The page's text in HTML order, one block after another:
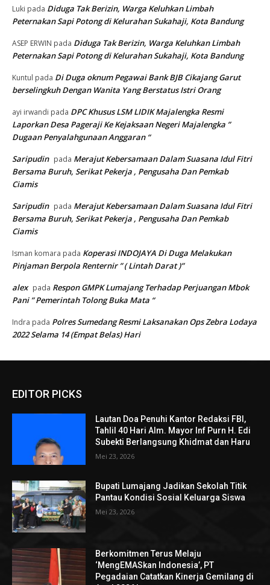
Luki pada Diduga Tak Berizin, Warga Keluhkan Limbah
Peternakan Sapi Potong di Kelurahan Sukahaji, Kota Bandung
ASEP ERWIN pada Diduga Tak Berizin, Warga Keluhkan Limbah
Peternakan Sapi Potong di Kelurahan Sukahaji, Kota Bandung
Kuntul pada Di Duga oknum Pegawai Bank BJB Cikajang Garut
berselingkuh Dengan Wanita Yang Berstatus Istri Orang
ayi irwandi pada DPC Khusus LSM LIDIK Majalengka Resmi
Laporkan Desa Pageraji Ke Kejaksaan Negeri Majalengka ”
Dugaan Penyalahgunaan Anggaran “
Saripudin pada Merajut Kebersamaan Dalam Suasana Idul Fitri
Bersama Buruh, Serikat Pekerja , Pengusaha Dan Pemkab
Ciamis
Saripudin pada Merajut Kebersamaan Dalam Suasana Idul Fitri
Bersama Buruh, Serikat Pekerja , Pengusaha Dan Pemkab
Ciamis
Isman komara pada Koperasi INDOJAYA Di Duga Melakukan
Pinjaman Berpola Renternir ” ( Lintah Darat )”
alex pada Respon GMPK Lumajang Terhadap Perjuangan Mbok
Pani ” Pemerintah Tolong Buka Mata “
Indra pada Polres Sumedang Resmi Laksanakan Ops Zebra Lodaya
2022 Selama 14 (Empat Belas) Hari
EDITOR PICKS
Lautan Doa Penuhi Kantor Redaksi FBI,
Tahlil 40 Hari Alm. Mayor Inf Purn H. Edi
Subekti Berlangsung Khidmat dan Haru
Mei 23, 2026
Bupati Lumajang Jadikan Sekolah Titik
Pantau Kondisi Sosial Keluarga Siswa
Mei 23, 2026
Berkomitmen Terus Melaju
‘MengEMASkan Indonesia’, PT
Pegadaian Catatkan Kinerja Gemilang di